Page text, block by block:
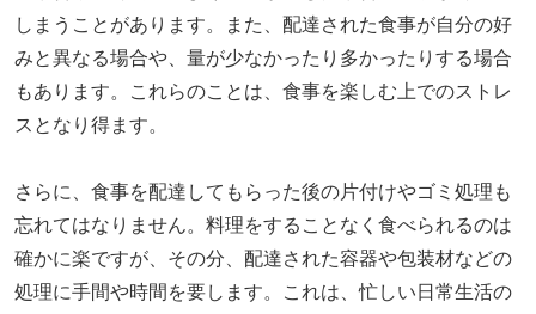
しまうことがあります。また、配達された食事が自分の好
みと異なる場合や、量が少なかったり多かったりする場合
もあります。これらのことは、食事を楽しむ上でのストレ
スとなり得ます。
さらに、食事を配達してもらった後の片付けやゴミ処理も
忘れてはなりません。料理をすることなく食べられるのは
確かに楽ですが、その分、配達された容器や包装材などの
処理に手間や時間を要します。これは、忙しい日常生活の